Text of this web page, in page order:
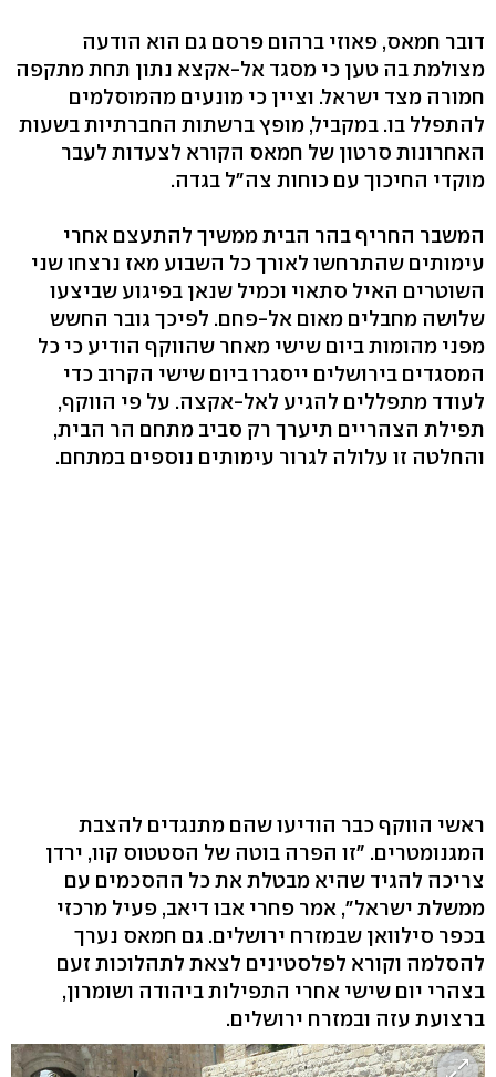
דובר חמאס, פאוזי ברהום פרסם גם הוא הודעה
מצולמת בה טען כי מסגד אל-אקצא נתון תחת מתקפה
חמורה מצד ישראל. וציין כי מונעים מהמוסלמים
להתפלל בו. במקביל, מופץ ברשתות החברתיות בשעות
האחרונות סרטון של חמאס הקורא לצעדות לעבר
מוקדי החיכוך עם כוחות צה״ל בגדה.
המשבר החריף בהר הבית ממשיך להתעצם אחרי
עימותים שהתרחשו לאורך כל השבוע מאז נרצחו שני
השוטרים האיל סתאוי וכמיל שנאן בפיגוע שביצעו
שלושה מחבלים מאום אל-פחם. לפיכך גובר החשש
מפני מהומות ביום שישי מאחר שהווקף הודיע כי כל
המסגדים בירושלים ייסגרו ביום שישי הקרוב כדי
לעודד מתפללים להגיע לאל-אקצה. על פי הווקף,
תפילת הצהריים תיערך רק סביב מתחם הר הבית,
והחלטה זו עלולה לגרור עימותים נוספים במתחם.
ראשי הווקף כבר הודיעו שהם מתנגדים להצבת
המגנומטרים. "זו הפרה בוטה של הסטטוס קוו, ירדן
צריכה להגיד שהיא מבטלת את כל ההסכמים עם
ממשלת ישראל", אמר פחרי אבו דיאב, פעיל מרכזי
בכפר סילוואן שבמזרח ירושלים. גם חמאס נערך
להסלמה וקורא לפלסטינים לצאת לתהלוכות זעם
בצהרי יום שישי אחרי התפילות ביהודה ושומרון,
ברצועת עזה ובמזרח ירושלים.